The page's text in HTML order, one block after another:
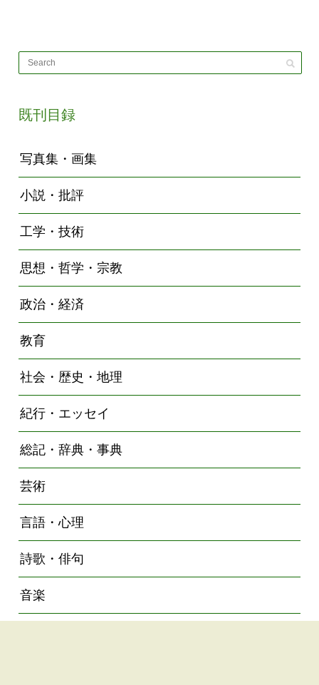
既刊目録
写真集・画集
小説・批評
工学・技術
思想・哲学・宗教
政治・経済
教育
社会・歴史・地理
紀行・エッセイ
総記・辞典・事典
芸術
言語・心理
詩歌・俳句
音楽